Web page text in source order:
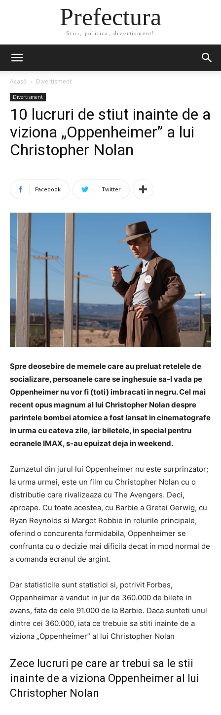
Prefectura
Stiri, politica, divertisment!
Acasă Divertisment
Divertisment
10 lucruri de stiut inainte de a
viziona „Oppenheimer” a lui
Christopher Nolan
Facebook Twitter
Spre deosebire de memele care au preluat retelele de
socializare, persoanele care se inghesuie sa-l vada pe
Oppenheimer nu vor fi (toti) imbracati in negru. Cel mai
recent opus magnum al lui Christopher Nolan despre
parintele bombei atomice a fost lansat in cinematografe
in urma cu cateva zile, iar biletele, in special pentru
ecranele IMAX, s-au epuizat deja in weekend.
Zumzetul din jurul lui Oppenheimer nu este surprinzator;
la urma urmei, este un film cu Christopher Nolan cu o
distributie care rivalizeaza cu The Avengers. Deci,
aproape. Cu toate acestea, cu Barbie a Gretei Gerwig, cu
Ryan Reynolds si Margot Robbie in rolurile principale,
oferind o concurenta formidabila, Oppenheimer se
confrunta cu o decizie mai dificila decat in ​​mod normal de
a comanda ecranul de argint.
Dar statisticile sunt statistici si, potrivit Forbes,
Oppenheimer a vandut in jur de 360.000 de bilete in
avans, fata de cele 91.000 de la Barbie. Daca sunteti unul
dintre cei 360.000, iata ce trebuie sa stiti inainte de a
viziona „Oppenheimer” al lui Christopher Nolan
Zece lucruri pe care ar trebui sa le stii
inainte de a viziona Oppenheimer al lui
Christopher Nolan